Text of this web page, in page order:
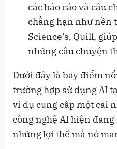
các báo cáo và câu
chẳng hạn như nền
Science’s, Quill,
những câu chuyện
Dưới đây là bảy điểm
trường hợp sử dụng AI
ví dụ cung cấp một cái
công nghệ AI hiện đang
những lợi thế mà nó